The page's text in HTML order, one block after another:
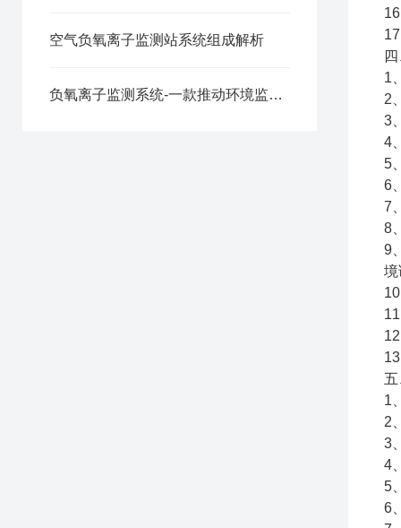
空气负氧离子监测站系统组成解析
负氧离子监测系统-一款推动环境监测的负氧离子环境监测系统2025全+境+派+送
1
2
3
4
5
6
7
8
9
境
1
2
3
4
5
6